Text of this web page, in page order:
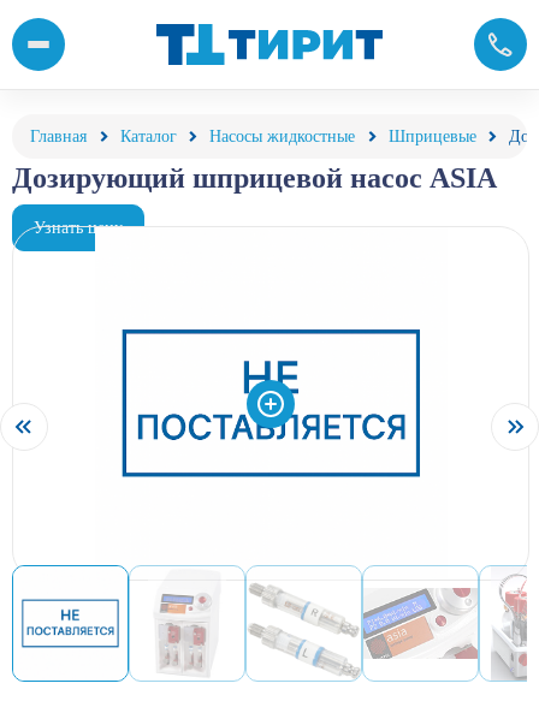
Главная Каталог Насосы жидкостные Шприцевые
Дозирующий шприцевой насос ASIA
Узнать цену